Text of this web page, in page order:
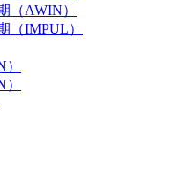
（AWIN）
（IMPUL）